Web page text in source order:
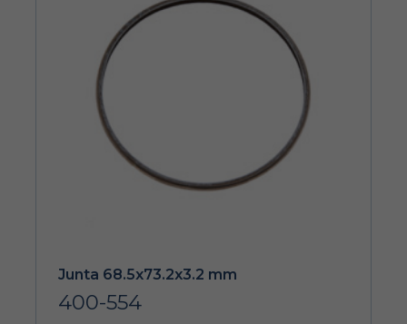
Junta 68.5x73.2x3.2 mm
400-554